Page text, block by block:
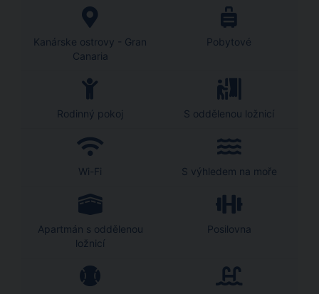
Kanárske ostrovy - Gran
Canaria
Pobytové
Rodinný pokoj S oddělenou ložnicí
Wi-Fi S výhledem na moře
Apartmán s oddělenou
ložnicí
Posilovna